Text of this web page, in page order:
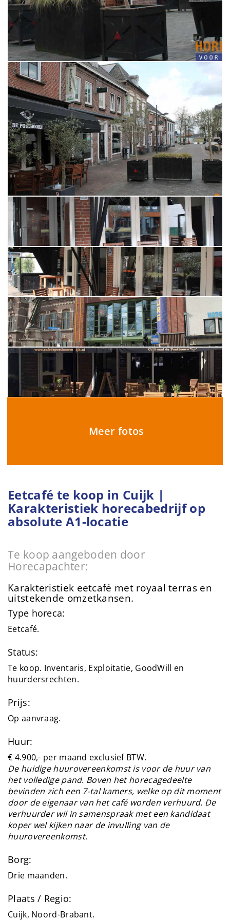
Meer fotos
Eetcafé te koop in Cuijk |
Karakteristiek horecabedrijf op
absolute A1-locatie
Te koop aangeboden door
Horecapachter:
Karakteristiek eetcafé met royaal terras en
uitstekende omzetkansen.
Type horeca:
Eetcafé.
Status:
Te koop. Inventaris, Exploitatie, GoodWill en
huurdersrechten.
Prijs:
Op aanvraag.
Huur:
€ 4.900,- per maand exclusief BTW.
De huidige huurovereenkomst is voor de huur van
het volledige pand. Boven het horecagedeelte
bevinden zich een 7-tal kamers, welke op dit moment
door de eigenaar van het café worden verhuurd. De
verhuurder wil in samenspraak met een kandidaat
koper wel kijken naar de invulling van de
huurovereenkomst.
Borg:
Drie maanden.
Plaats / Regio:
Cuijk, Noord-Brabant.